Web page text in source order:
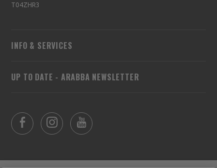
UP TO DATE - ARABBA NEWSLETTER
T04ZHR3
INFO & SERVICES